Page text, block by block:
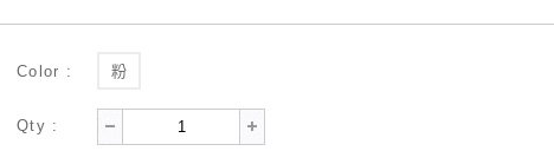
Color : 粉
Qty :